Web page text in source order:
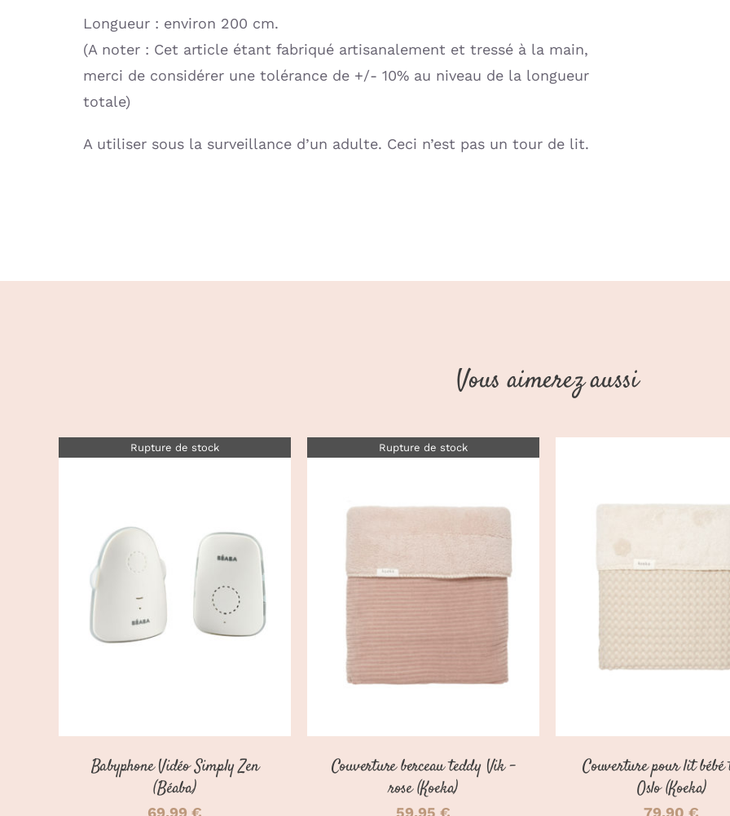
Longueur : environ 200 cm.
(A noter : Cet article étant fabriqué artisanalement et tressé à la main,
merci de considérer une tolérance de +/- 10% au niveau de la longueur
totale)
A utiliser sous la surveillance d’un adulte. Ceci n’est pas un tour de lit.
Vous aimerez aussi
Rupture de stock
DÉTAILS
Babyphone Vidéo Simply Zen
(Béaba)
69.99 €
Rupture de stock
Couverture berceau teddy Vik –
rose (Koeka)
59.95 €
CHOIX DES OPTIONS
A
DÉTAILS
Couverture pour lit bébé
Oslo (Koeka)
79.90€